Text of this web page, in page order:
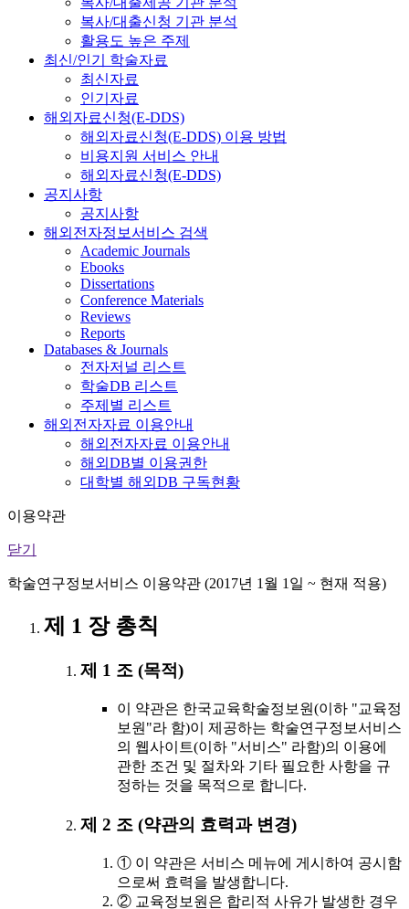
복사/대출신청 기관 분석
활용도 높은 주제
최신/인기 학술자료
최신자료
인기자료
해외자료신청(E-DDS)
해외자료신청(E-DDS) 이용 방법
비용지원 서비스 안내
해외자료신청(E-DDS)
공지사항
공지사항
해외전자정보서비스 검색
Academic Journals
Ebooks
Dissertations
Conference Materials
Reviews
Reports
Databases & Journals
전자저널 리스트
학술DB 리스트
주제별 리스트
해외전자자료 이용안내
해외전자자료 이용안내
해외DB별 이용권한
대학별 해외DB 구독현황
이용약관
닫기
학술연구정보서비스 이용약관 (2017년 1월 1일 ~ 현재 적용)
제 1 장 총칙
제 1 조 (목적)
이 약관은 한국교육학술정보원(이하 "교육정
보원"라 함)이 제공하는 학술연구정보서비스
의 웹사이트(이하 "서비스" 라함)의 이용에
관한 조건 및 절차와 기타 필요한 사항을 규
정하는 것을 목적으로 합니다.
제 2 조 (약관의 효력과 변경)
① 이 약관은 서비스 메뉴에 게시하여 공시함
으로써 효력을 발생합니다.
② 교육정보원은 합리적 사유가 발생한 경우